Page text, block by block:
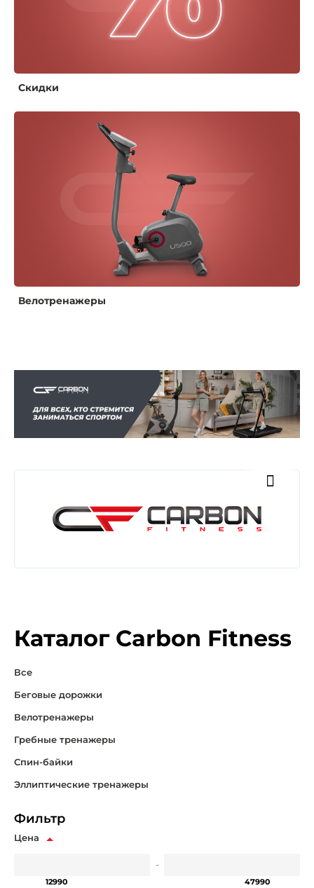
Скидки
Велотренажеры
Каталог Carbon Fitness
Все
Беговые дорожки
Велотренажеры
Гребные тренажеры
Спин-байки
Эллиптические тренажеры
Фильтр
Цена
-
12990 47990